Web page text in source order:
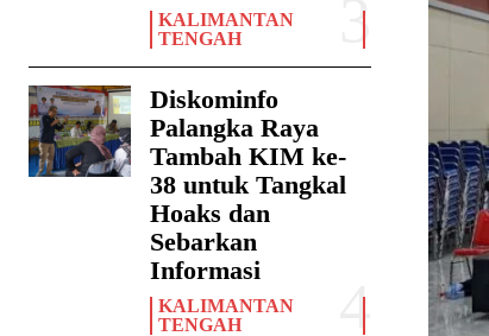
KALIMANTAN
TENGAH
Diskominfo
Palangka Raya
Tambah KIM ke-
38 untuk Tangkal
Hoaks dan
Sebarkan
Informasi
KALIMANTAN
TENGAH